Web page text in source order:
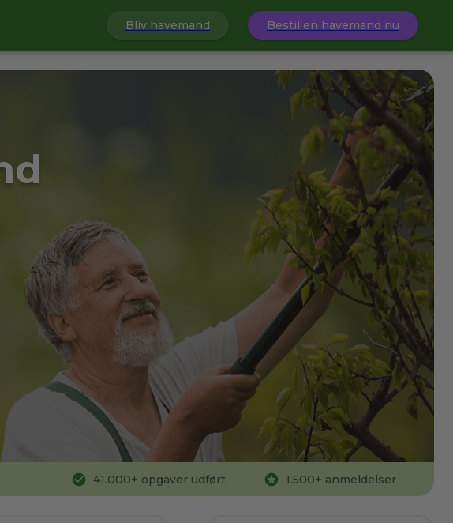
Bliv havemand Bestil en havemand nu
41.000+ opgaver udført 1.500+ anmeldelser